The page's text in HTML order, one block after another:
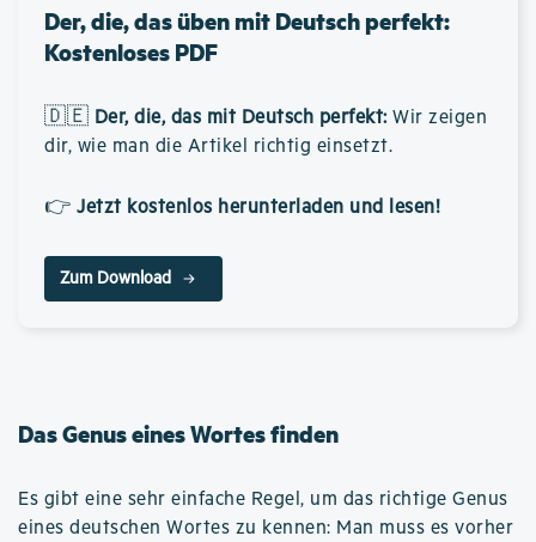
Der, die, das üben mit Deutsch perfekt:
Kostenloses PDF
🇩🇪 Der, die, das mit Deutsch perfekt: Wir zeigen
dir, wie man die Artikel richtig einsetzt.
👉 Jetzt kostenlos herunterladen und lesen!
Zum Download
Das Genus eines Wortes finden
Es gibt eine sehr einfache Regel, um das richtige Genus
eines deutschen Wortes zu kennen: Man muss es vorher